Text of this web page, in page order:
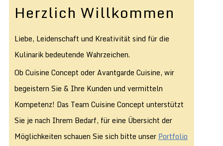
Herzlich Willkommen
Liebe, Leidenschaft und Kreativität sind für die
Kulinarik bedeutende Wahrzeichen.
Ob Cuisine Concept oder Avantgarde Cuisine, wir
begeistern Sie & Ihre Kunden und vermitteln
Kompetenz! Das Team Cuisine Concept unterstützt
Sie je nach Ihrem Bedarf, für eine Übersicht der
Möglichkeiten schauen Sie sich bitte unser Portfolio